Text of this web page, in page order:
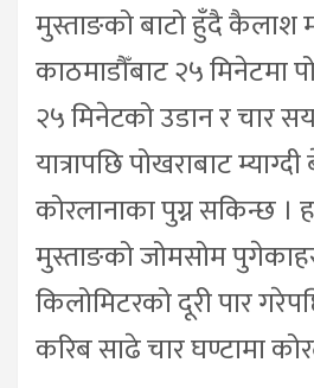
मुस्ताङको बाटो हुँदै कैलाश
काठमाडौँबाट २५ मिनेटमा
२५ मिनेटको उडान र चार
यात्रापछि पोखराबाट
कोरलानाका पुग्न सकिन्छ ।
मुस्ताङको जोमसोम
किलोमिटरको दूरी पार
करिब साढे चार घण्टामा